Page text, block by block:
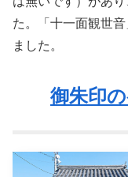
た。「十一面観世
ました。
御朱印